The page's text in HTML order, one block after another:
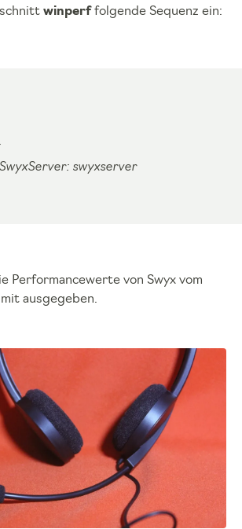
winperffolgende Sequenz ein:
swyxserver
Performancewerte von Swyx vom
ausgegeben.